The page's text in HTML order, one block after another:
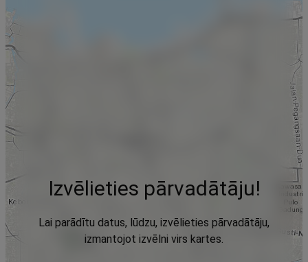
Izvēlieties pārvadātāju!
Lai parādītu datus, lūdzu, izvēlieties pārvadātāju,
izmantojot izvēlni virs kartes.